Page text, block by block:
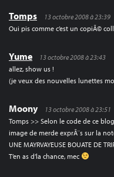
Tomps
13 octobre 2008 à 23:39
Oui pis comme c’est un copiÃ©
Yume
13 octobre 2008 à 23:43
allez, show us !
(je veux des nouvelles lunettes
Moony
13 octobre 2008 à 23:51
Tomps >> Selon le code de ce
image de merde exprÃ¨s sur la
UNE MAYRVAYEUSE BOUATE DE
T’en as d’la chance, mec